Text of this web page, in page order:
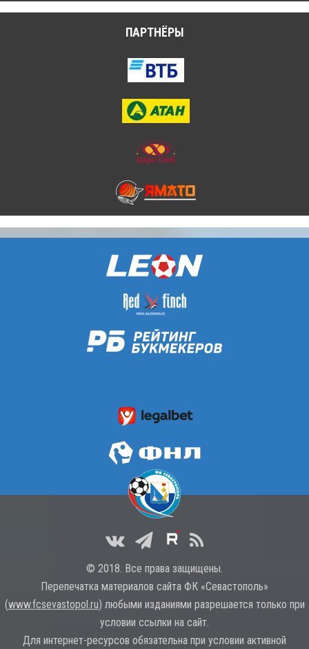
ПАРТНЁРЫ
© 2018. Все права защищены.
Перепечатка материалов сайта ФК «Севастополь»
(www.fcsevastopol.ru) любыми изданиями разрешается только при
условии ссылки на сайт.
Для интернет-ресурсов обязательна при условии активной